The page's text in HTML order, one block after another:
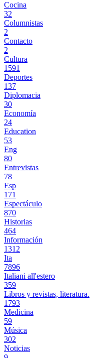
Cocina
32
Columnistas
2
Contacto
2
Cultura
1591
Deportes
137
Diplomacia
30
Economía
24
Education
53
Eng
80
Entrevistas
78
Esp
171
Espectáculo
870
Historias
464
Información
1312
Ita
7896
Italiani all'estero
359
Libros y revistas, literatura.
1793
Medicina
59
Música
302
Noticias